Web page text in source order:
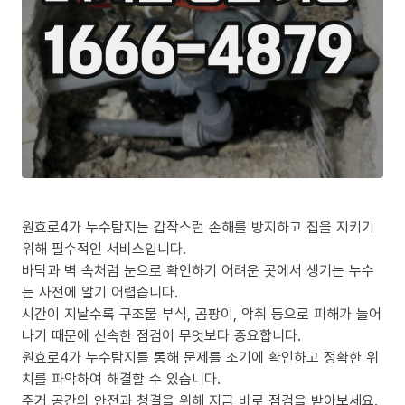
원효로4가 누수탐지는 갑작스런 손해를 방지하고 집을 지키기
위해 필수적인 서비스입니다.
바닥과 벽 속처럼 눈으로 확인하기 어려운 곳에서 생기는 누수
는 사전에 알기 어렵습니다.
시간이 지날수록 구조물 부식, 곰팡이, 악취 등으로 피해가 늘어
나기 때문에 신속한 점검이 무엇보다 중요합니다.
원효로4가 누수탐지를 통해 문제를 조기에 확인하고 정확한 위
치를 파악하여 해결할 수 있습니다.
주거 공간의 안전과 청결을 위해 지금 바로 점검을 받아보세요.